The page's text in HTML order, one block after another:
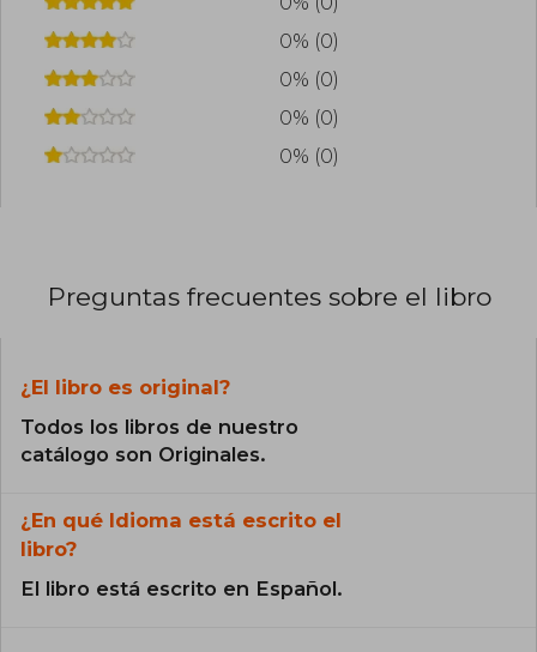
crea mundos llenos de imaginación, animales
parlantes y bosques encantados, fomentando
edad temprana.
Además de su labor como escritora, Piercey
trabaja como editora y promotora de la poesía
contemporánea, organizando talleres y
0% (0)
0% (0)
0% (0)
0% (0)
Preguntas frecuentes sobre el libro
¿El libro es original?
Todos los libros de nuestro
catálogo son Originales.
¿En qué Idioma está escrito el
libro?
El libro está escrito en Español.